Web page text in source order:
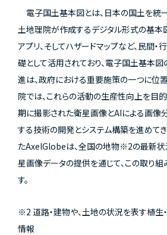
電子国土基本図とは、日本の国土を統
土地理院が作成するデジタル形式の基本
アプリ、そしてハザードマップなど、民間
礎として活用されており、電子国土基本
進は、政府における重要施策の一つに位
院では、これらの活動の生産性向上を目
期に撮影された衛星画像とAIによる画像
する技術の開発とシステム構築を進めて
たAxelGlobeは、全国の地物※2の最新状
星画像データの提供を通じて、この取り
す。
※2 道路・建物や、土地の状況を表す植生
情報